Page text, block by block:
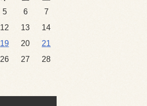
5 6
7
12 13
14
19 20
21
26 27
28